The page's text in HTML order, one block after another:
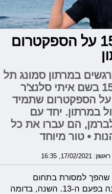
הכי אלוף: נער בן 15 על הספקטרום
במרתון סמונג תל
אביב 2021 הוא נער בן 15 בשם איתי סלנצ'ר
על הספקטרום שתמיד
במרתון. יחד עם
הם עברו את כל
• טור מיוחד
2021, 16:35
סמסונג תל אביב 2021, שהפך למסורת בתחום
הספורט הישראלי, יתקיים השנה בפעם ה-13. השנה, בדומה